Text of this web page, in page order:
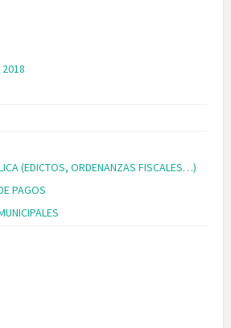
(EDICTOS, ORDENANZAS FISCALES…)
PAGOS